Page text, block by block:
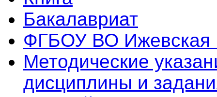
Бакалавриат
ФГБОУ ВО Ижевская
Методические
дисциплины и